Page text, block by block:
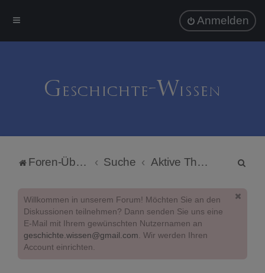
Anmelden
Foren-Übersicht Suche Aktive Themen
Willkommen in unserem Forum! Möchten Sie an den
Diskussionen teilnehmen? Dann senden Sie uns eine
E-Mail mit Ihrem gewünschten Nutzernamen an
geschichte.wissen@gmail.com. Wir werden Ihren
Account einrichten.